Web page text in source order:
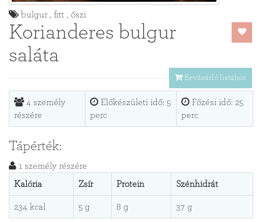
bulgur , fitt , őszi
Korianderes bulgur
saláta
Bevásárló listához
4 személy
részére
Előkészületi idő: 5
perc
Főzési idő: 25
perc
Tápérték:
1 személy részére
Kalória
Zsír Protein Szénhidrát
234 kcal 5 g 8 g 37 g